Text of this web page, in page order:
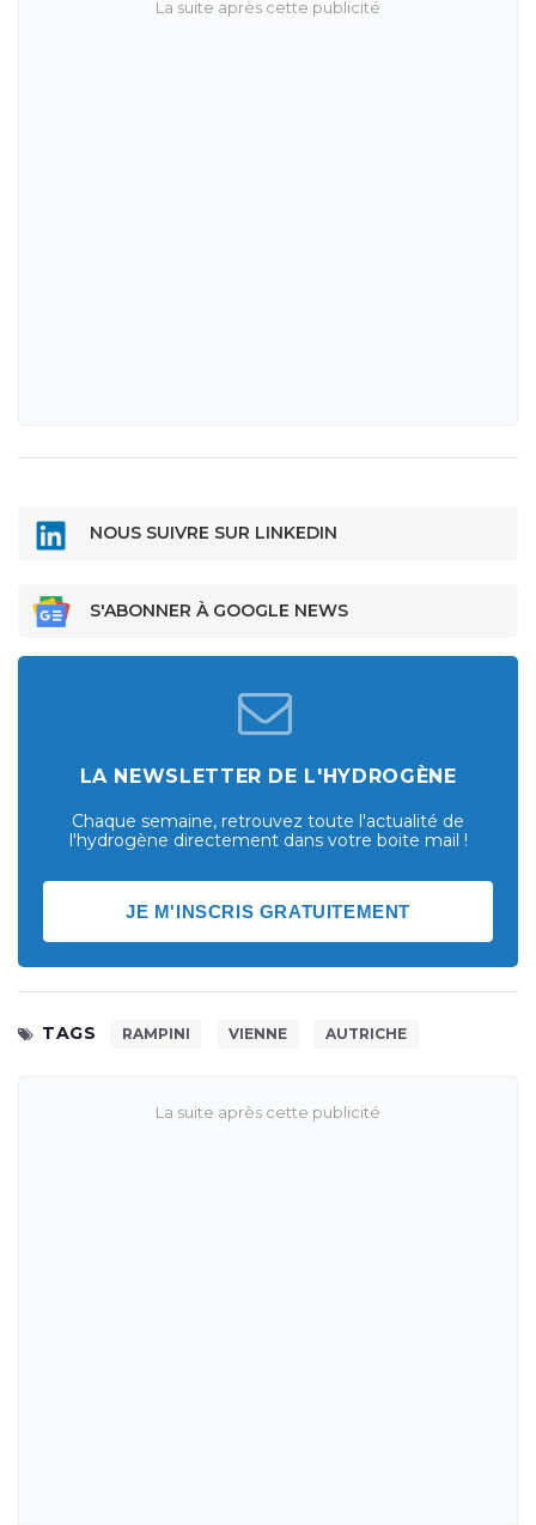
NOUS SUIVRE SUR LINKEDIN
S'ABONNER À GOOGLE NEWS
LA NEWSLETTER DE L'HYDROGÈNE
Chaque semaine, retrouvez toute l'actualité de
l'hydrogène directement dans votre boite mail !
JE M'INSCRIS GRATUITEMENT
TAGS RAMPINI VIENNE AUTRICHE